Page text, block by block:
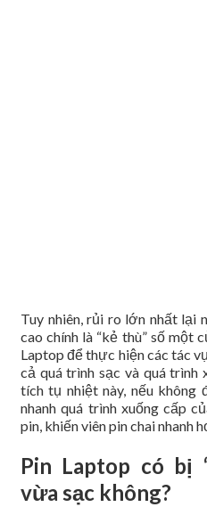
Tuy nhiên, rủi ro lớn nhất lại
cao chính là “kẻ thù” số một
Laptop để thực hiện các tác
cả quá trình sạc và quá trình
tích tụ nhiệt này, nếu không
nhanh quá trình xuống cấp
pin, khiến viên pin chai nhanh
Pin Laptop có bị
vừa sạc không?